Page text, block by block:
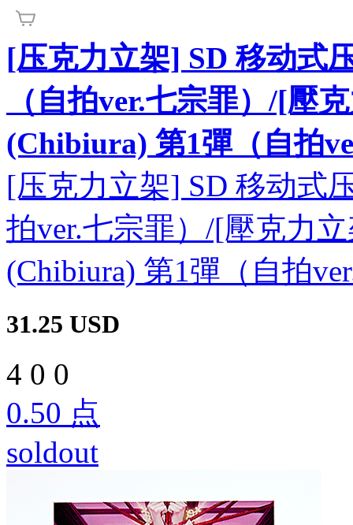
[压克力立架] SD 移动式
（自拍ver.七宗罪）/[壓
(Chibiura) 第1彈（自拍
[压克力立架] SD 移动式
拍ver.七宗罪）/[壓克力
(Chibiura) 第1彈（自拍
31.25 USD
4 0 0
0.50 点
soldout